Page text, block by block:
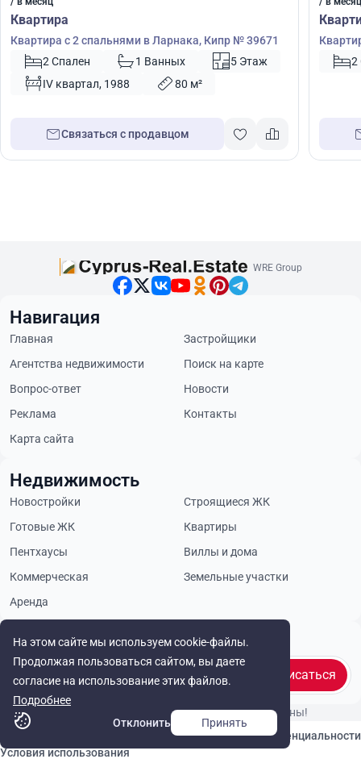
Квартира
Квартира с 2 спальнями в Ларнака, Кипр № 39671
2 Спален
1 Ванных
5 Этаж
IV квартал, 1988
80 м²
Связаться с продавцом
Кипр2
На этом сайте мы используем cookie-файлы.
Продолжая пользоваться сайтом, вы даете
согласие на использование этих файлов.
Подробнее
Отклонить
Принять
WRE Group
Будьте в курсе
Подписаться
Навигация
Главная
Застройщики
Агентства недвижимости
Поиск на карте
Вопрос-ответ
Новости
Реклама
Контакты
Карта сайта
Недвижимость
Новостройки
Строящиеся ЖК
Готовые ЖК
Квартиры
Пентхаусы
Виллы и дома
Коммерческая
Земельные участки
Аренда
© Cyprus Realestate 2026. Все права защищены!
Политика конфиденциальности
Условия использования